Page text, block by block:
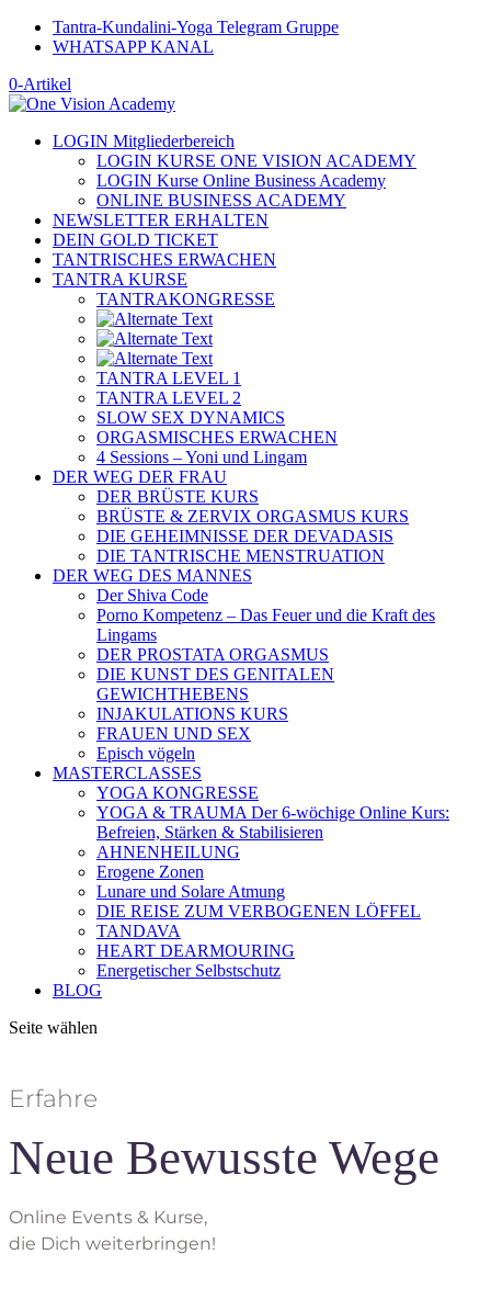
Tantra-Kundalini-Yoga Telegram Gruppe
WHATSAPP KANAL
0-Artikel
LOGIN Mitgliederbereich
LOGIN KURSE ONE VISION ACADEMY
LOGIN Kurse Online Business Academy
ONLINE BUSINESS ACADEMY
NEWSLETTER ERHALTEN
DEIN GOLD TICKET
TANTRISCHES ERWACHEN
TANTRA KURSE
TANTRAKONGRESSE
TANTRA LEVEL 1
TANTRA LEVEL 2
SLOW SEX DYNAMICS
ORGASMISCHES ERWACHEN
4 Sessions – Yoni und Lingam
DER WEG DER FRAU
DER BRÜSTE KURS
BRÜSTE & ZERVIX ORGASMUS KURS
DIE GEHEIMNISSE DER DEVADASIS
DIE TANTRISCHE MENSTRUATION
DER WEG DES MANNES
Der Shiva Code
Porno Kompetenz – Das Feuer und die Kraft des
Lingams
DER PROSTATA ORGASMUS
DIE KUNST DES GENITALEN
GEWICHTHEBENS
INJAKULATIONS KURS
FRAUEN UND SEX
Episch vögeln
MASTERCLASSES
YOGA KONGRESSE
YOGA & TRAUMA Der 6‑wöchige Online Kurs:
Befreien, Stärken & Stabilisieren
AHNENHEILUNG
Erogene Zonen
Lunare und Solare Atmung
DIE REISE ZUM VERBOGENEN LÖFFEL
TANDAVA
HEART DEARMOURING
Energetischer Selbstschutz
BLOG
Seite wählen
Erfahre
Neue Bewusste Wege
Online Events & Kurse,
die Dich weiterbringen!